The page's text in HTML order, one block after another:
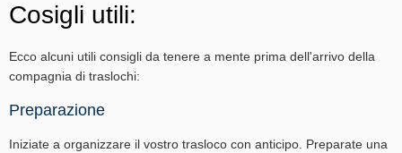
Cosigli utili:
Ecco alcuni utili consigli da tenere a mente prima dell'arrivo della
compagnia di traslochi:
Preparazione
Iniziate a organizzare il vostro trasloco con anticipo. Preparate una